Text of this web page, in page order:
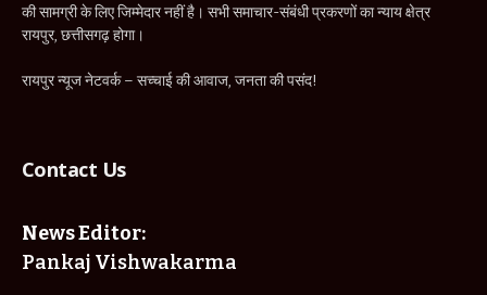
की सामग्री के लिए जिम्मेदार नहीं है। सभी समाचार-संबंधी प्रकरणों का न्याय क्षेत्र
रायपुर, छत्तीसगढ़ होगा।
रायपुर न्यूज नेटवर्क – सच्चाई की आवाज, जनता की पसंद!
Contact Us
News Editor:
Pankaj Vishwakarma